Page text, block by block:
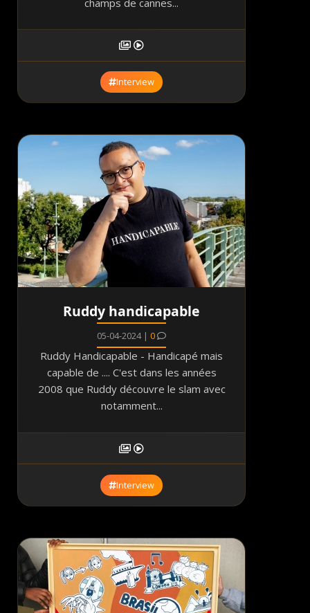
Interview
Ruddy handicapable
05-04-2024 | 0
Ruddy Handicapable - Handicapé mais
capable de .... C'est dans les années
2008 que Ruddy découvre le slam avec
notamment...
Interview